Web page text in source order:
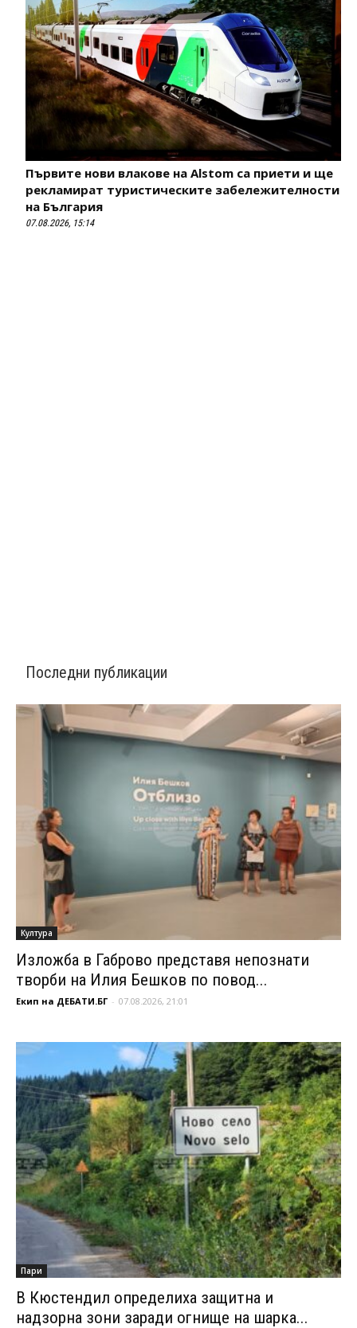
Първите нови влакове на Alstom са приети и ще
рекламират туристическите забележителности
на България
07.08.2026, 15:14
Последни публикации
Култура
Изложба в Габрово представя непознати
творби на Илия Бешков по повод...
Екип на ДЕБАТИ.БГ - 07.08.2026, 21:01
Пари
В Кюстендил определиха защитна и
надзорна зони заради огнище на шарка...